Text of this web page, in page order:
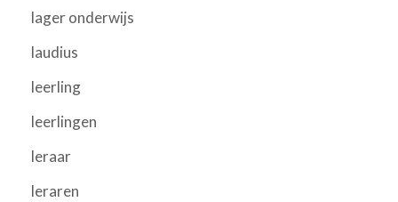
lager onderwijs
laudius
leerling
leerlingen
leraar
leraren